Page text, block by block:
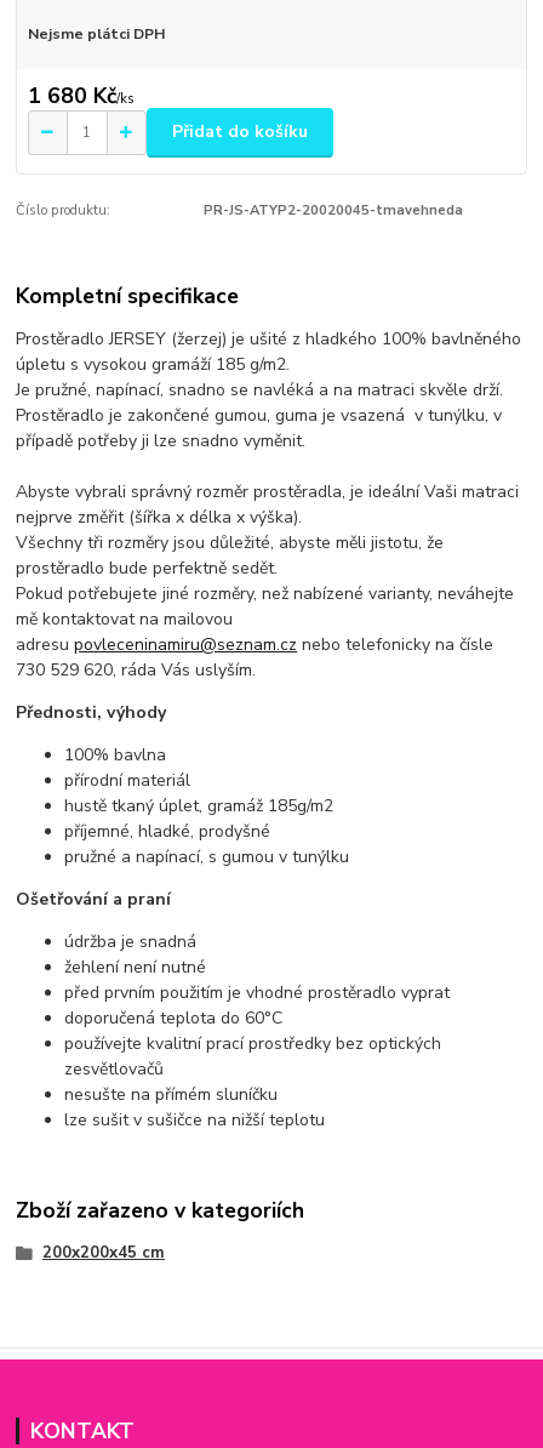
Nejsme plátci DPH
1 680 Kč/ks
Přidat do košíku
Číslo produktu: PR-JS-ATYP2-20020045-tmavehneda
Kompletní specifikace
Prostěradlo JERSEY (žerzej) je ušité z hladkého 100% bavlněného
úpletu s vysokou gramáží 185 g/m2.
Je pružné, napínací, snadno se navléká a na matraci skvěle drží.
Prostěradlo je zakončené gumou, guma je vsazená v tunýlku, v
případě potřeby ji lze snadno vyměnit.
Abyste vybrali správný rozměr prostěradla, je ideální Vaši matraci
nejprve změřit (šířka x délka x výška).
Všechny tři rozměry jsou důležité, abyste měli jistotu, že
prostěradlo bude perfektně sedět.
Pokud potřebujete jiné rozměry, než nabízené varianty, neváhejte
mě kontaktovat na mailovou
adresupovleceninamiru@seznam.cz nebo telefonicky na čísle
730 529 620, ráda Vás uslyším.
Přednosti, výhody
100% bavlna
přírodní materiál
hustě tkaný úplet, gramáž 185g/m2
příjemné, hladké, prodyšné
pružné a napínací, s gumou v tunýlku
Ošetřování a praní
údržba je snadná
žehlení není nutné
před prvním použitím je vhodné prostěradlo vyprat
doporučená teplota do 60°C
používejte kvalitní prací prostředky bez optických
zesvětlovačů
nesušte na přímém sluníčku
lze sušit v sušičce na nižší teplotu
Zboží zařazeno v kategoriích
200x200x45 cm
KONTAKT